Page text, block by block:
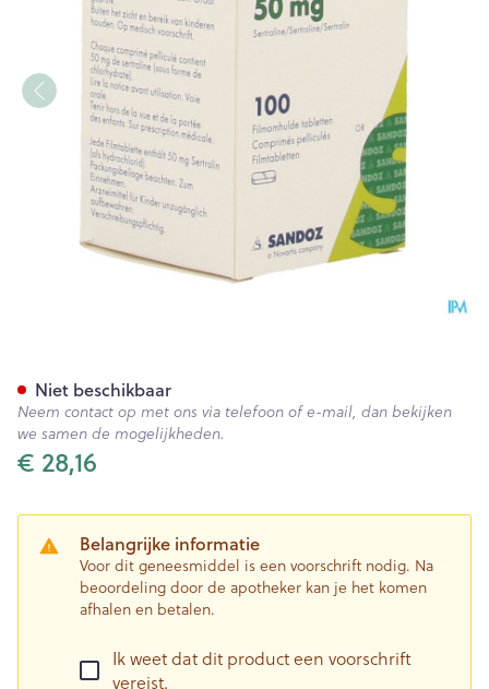
€ 28,16
Belangrijke informatie
Voor dit geneesmiddel is een voorschrift nodig. Na
beoordeling door de apotheker kan je het komen
afhalen en betalen.
Ik weet dat dit product een voorschrift
vereist.
Niet beschikbaar
Neem contact op met ons via telefoon of e-mail, dan bekijken
we samen de mogelijkheden.